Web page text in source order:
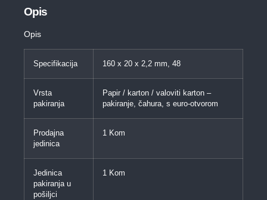
Opis
Opis
Specifikacija 160 x 20 x 2,2 mm, 48
Vrsta
pakiranja
Papir / karton / valoviti karton –
pakiranje, čahura, s euro-otvorom
Prodajna
jedinica
1 Kom
Jedinica
pakiranja u
pošiljci
1 Kom